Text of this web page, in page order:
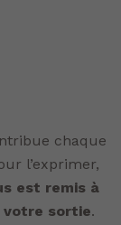
chaque
l’exprimer,
est remis à
votre sortie.